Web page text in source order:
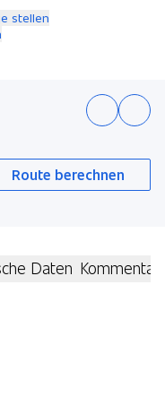
stellen
Route berechnen
Daten Kommentar